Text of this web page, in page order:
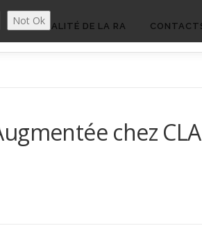
ACTUALITÉ DE LA RA
chez
Not Ok